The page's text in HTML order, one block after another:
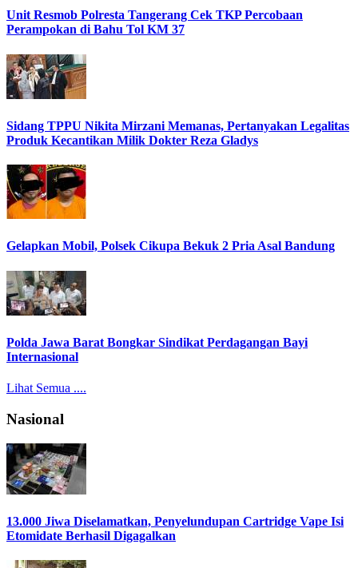
Unit Resmob Polresta Tangerang Cek TKP Percobaan
Perampokan di Bahu Tol KM 37
Sidang TPPU Nikita Mirzani Memanas, Pertanyakan Legalitas
Produk Kecantikan Milik Dokter Reza Gladys
Gelapkan Mobil, Polsek Cikupa Bekuk 2 Pria Asal Bandung
Polda Jawa Barat Bongkar Sindikat Perdagangan Bayi
Internasional
Lihat Semua ....
Nasional
13.000 Jiwa Diselamatkan, Penyelundupan Cartridge Vape Isi
Etomidate Berhasil Digagalkan